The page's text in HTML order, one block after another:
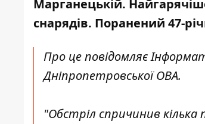
Марганецькій.
снарядів. Поранений 47-
Про це повідомляє
Дніпропетровської ОВА.
"Обстріл спричинив кілька